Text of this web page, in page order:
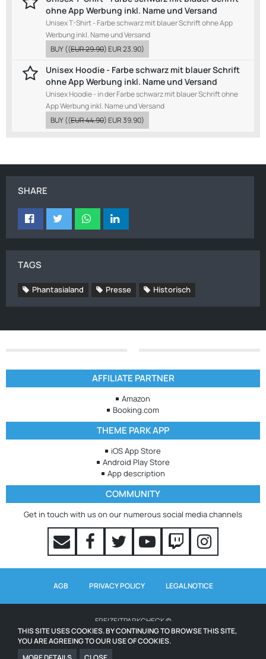
ohne App Werbung inkl. Name und Versand
Unisex T-Shirt - Farbe schwarz mit blauer Schrift ohne App
Werbung inkl. Name und Versand
BUY((EUR 29.90)EUR 23.90)
Unisex Hoodie - Farbe schwarz mit blauer Schrift
ohne App Werbung inkl. Name und Versand
Unisex Hoodie - in der Farbe schwarz mit blauer Schrift ohne
App Werbung inkl. Name und Versand
BUY((EUR 44.90)EUR 39.90)
SHARE
TAGS
Phantasialand Presse Historisch
AFFILIATE PARTNER
Amazon
Booking.com
THEME PARK APP
iOS App Store
Android Play Store
App description
COMMUNITY
Get in touch with us on our numerous social media channels
AGB PRIVACY POLICY LEGAL NOTICE
FREIZEITPARKCHECK ©
WAITING TIMES POWERED BY QUEUE-TIMES.COM
ICONS FROM WWW.ICONS8.COM
THIS SITE USES COOKIES. BY CONTINUING TO BROWSE THIS SITE,
YOU ARE AGREEING TO OUR USE OF COOKIES.